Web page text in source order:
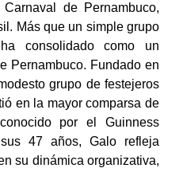
de Pernambuco,
Más que un simple grupo
consolidado como un
Pernambuco. Fundado en
grupo de festejeros
en la mayor comparsa de
por el Guinness
47 años, Galo refleja
su dinámica organizativa,